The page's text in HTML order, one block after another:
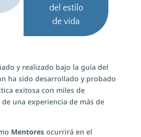
del estilo
de vida
y realizado bajo la guía del
ha sido desarrollado y probado
exitosa con miles de
una experiencia de más de
Mentoresocurrirá en el